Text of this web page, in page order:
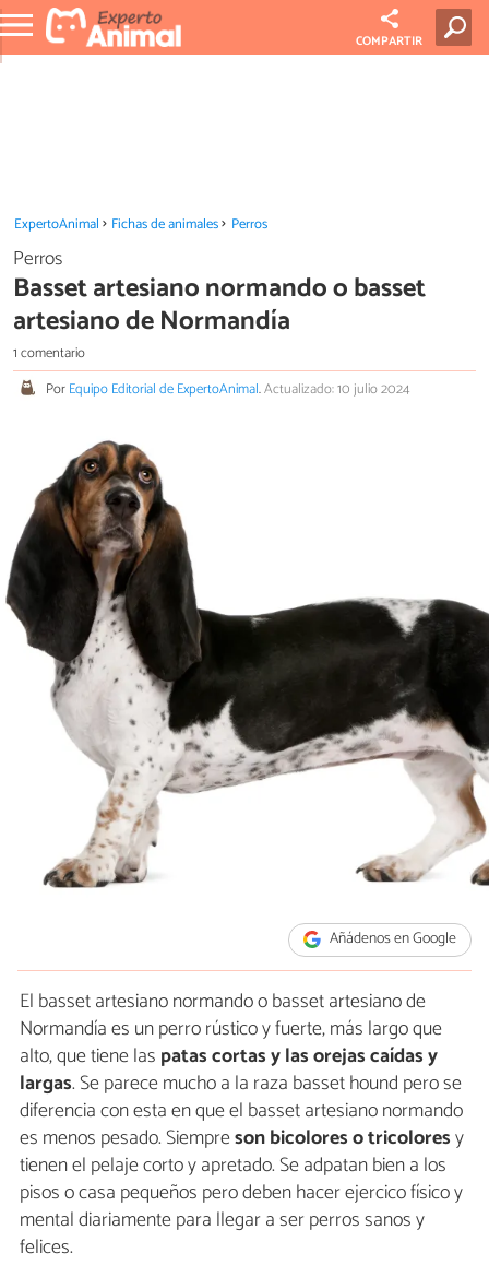
COMPARTIR
ExpertoAnimal Fichas de animales Perros
Perros
Basset artesiano normando o basset
artesiano de Normandía
1 comentario
PorEquipo Editorial de ExpertoAnimal.Actualizado: 10 julio 2024
Añádenos en Google
El basset artesiano normando o basset artesiano de
Normandía es un perro rústico y fuerte, más largo que
alto, que tiene las patas cortas y las orejas caídas y
largas. Se parece mucho a la raza basset hound pero se
diferencia con esta en que el basset artesiano normando
es menos pesado. Siempreson bicolores o tricoloresy
tienen el pelaje corto y apretado. Se adpatan bien a los
pisos o casa pequeños pero deben hacer ejercico físico y
mental diariamente para llegar a ser perros sanos y
felices.